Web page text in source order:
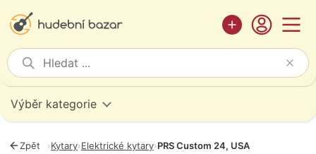
Výběr kategorie
Zpět ›Kytary›Elektrické kytary›PRS Custom 24, USA